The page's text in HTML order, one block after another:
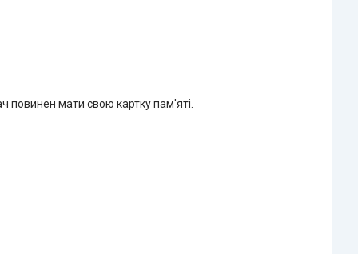
повинен мати свою картку пам'яті.